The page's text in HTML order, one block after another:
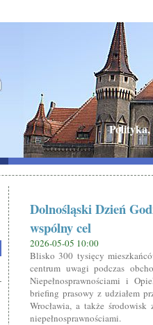
Dolnośląski Dzień
wspólny cel
2026-05-05 10:00
Blisko 300 tysięcy
centrum uwagi podczas
Niepełnosprawnościami i
briefing prasowy z udziałem
Wrocławia, a także
niepełnosprawnościami.